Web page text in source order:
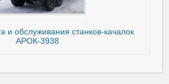
и обслуживания станков-качалок
АРОК-3938